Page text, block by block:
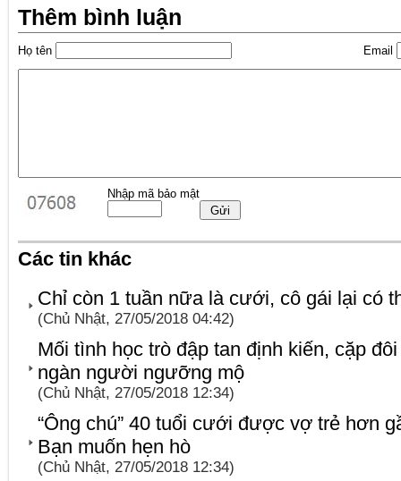
Thêm bình luận
Họ tên Email
Nhập mã bảo mật
Các tin khác
Chỉ còn 1 tuần nữa là cưới, cô gái lại có
(Chủ Nhật, 27/05/2018 04:42)
Mối tình học trò đập tan định kiến, cặp
ngàn người ngưỡng mộ
(Chủ Nhật, 27/05/2018 12:34)
“Ông chú” 40 tuổi cưới được vợ trẻ hơn
Bạn muốn hẹn hò
(Chủ Nhật, 27/05/2018 12:34)